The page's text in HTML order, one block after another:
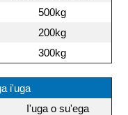
500kg
200kg
300kg
i'uga
I'uga o su'ega